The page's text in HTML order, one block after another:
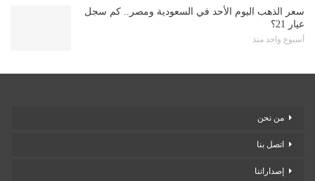
سعر الذهب اليوم الأحد في السعودية ومصر.. كم سجل
عيار 21؟
أسبوع واحد منذ
من نحن
اتصل بنا
إصداراتنا